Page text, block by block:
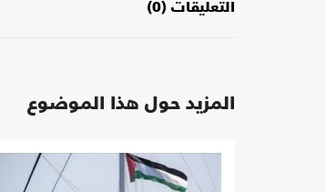
التعليقات (0)
المزيد حول هذا الموضوع